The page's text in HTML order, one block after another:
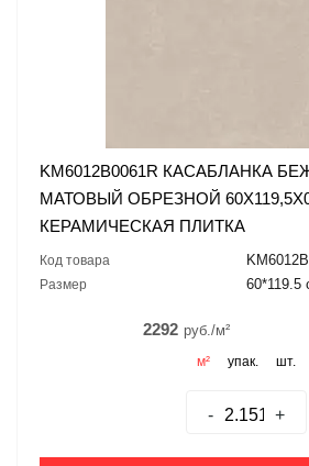
KM6012B0061R КАСАБЛАНКА
МАТОВЫЙ ОБРЕЗНОЙ
КЕРАМИЧЕСКАЯ ПЛИТКА
Код товара
Размер 60*119.5
2292 руб./м²
м² упак. шт.
- +